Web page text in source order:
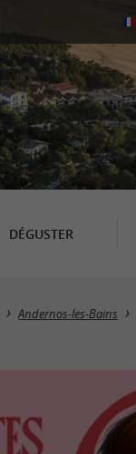
DÉGUSTER
Andernos-les-Bains